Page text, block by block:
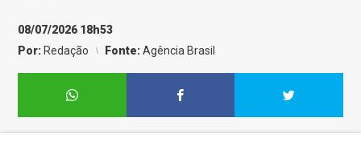
08/07/2026 18h53
Por: Redação Fonte:Agência Brasil